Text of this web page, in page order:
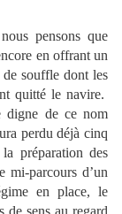
pensons que
en offrant un
de souffle dont les
quitté le navire.
digne de ce nom
perdu déjà cinq
préparation des
mi-parcours d’un
en place, le